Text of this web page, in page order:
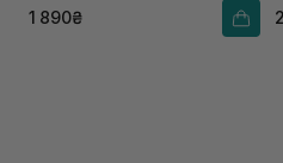
1 890₴